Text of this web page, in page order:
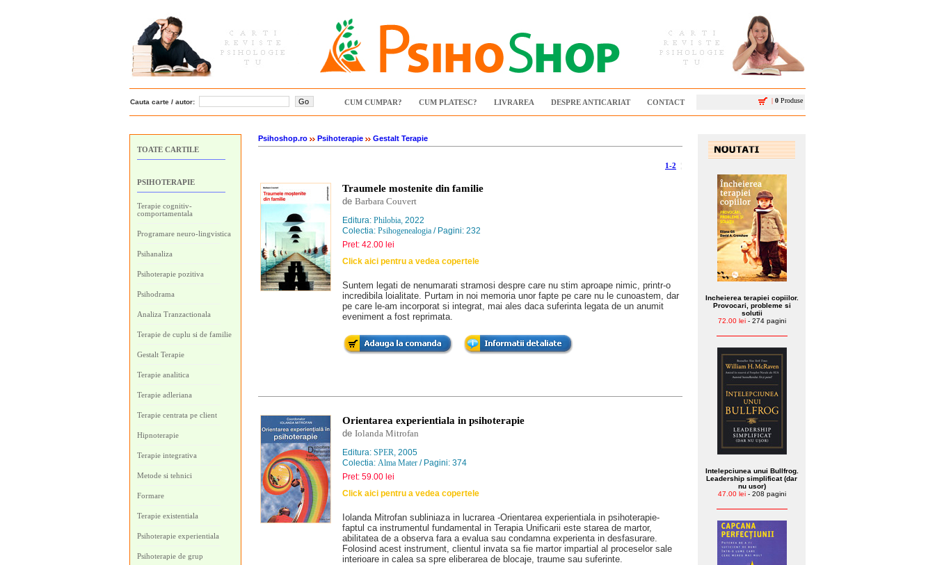
Cauta carte / autor: CUM CUMPAR? CUM PLATESC? LIVRAREA DESPRE ANTICARIAT CONTACT | 0 Produse
TOATE CARTILE
PSIHOTERAPIE
Terapie cognitiv-
comportamentala
Programare neuro-lingvistica
Psihanaliza
Psihoterapie pozitiva
Psihodrama
Analiza Tranzactionala
Terapie de cuplu si de familie
Gestalt Terapie
Terapie analitica
Terapie adleriana
Terapie centrata pe client
Hipnoterapie
Terapie integrativa
Metode si tehnici
Formare
Terapie existentiala
Psihoterapie experientiala
Psihoterapie de grup
Psihoshop.ro Psihoterapie Gestalt Terapie
1-2
Traumele mostenite din familie
de Barbara Couvert
Editura: Philobia, 2022
Colectia: Psihogenealogia / Pagini: 232
Pret: 42.00 lei
Click aici pentru a vedea copertele
Suntem legati de nenumarati stramosi despre care nu stim aproape nimic, printr-o
incredibila loialitate. Purtam in noi memoria unor fapte pe care nu le cunoastem, dar
pe care le-am incorporat si integrat, mai ales daca suferinta legata de un anumit
eveniment a fost reprimata.
Orientarea experientiala in psihoterapie
de Iolanda Mitrofan
Editura: SPER, 2005
Colectia: Alma Mater / Pagini: 374
Pret: 59.00 lei
Click aici pentru a vedea copertele
Iolanda Mitrofan subliniaza in lucrarea -Orientarea experientiala in psihoterapie-
faptul ca instrumentul fundamental in Terapia Unificarii este starea de martor,
abilitatea de a observa fara a evalua sau condamna experienta in desfasurare.
Folosind acest instrument, clientul invata sa fie martor impartial al proceselor sale
interioare in calea sa spre eliberarea de blocaje, traume sau suferinte.
Incheierea terapiei copiilor.
Provocari, probleme si
solutii
72.00 lei- 274 pagini
Intelepciunea unui Bullfrog.
Leadership simplificat (dar
nu usor)
47.00 lei- 208 pagini